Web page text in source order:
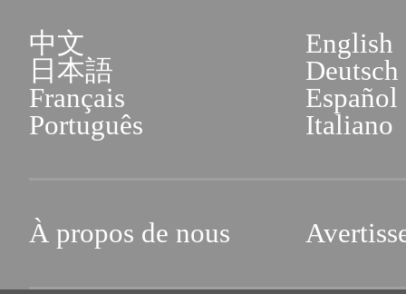
中文
English
日本語
Deutsch
Français
Español
Português
Italiano
À propos de nous